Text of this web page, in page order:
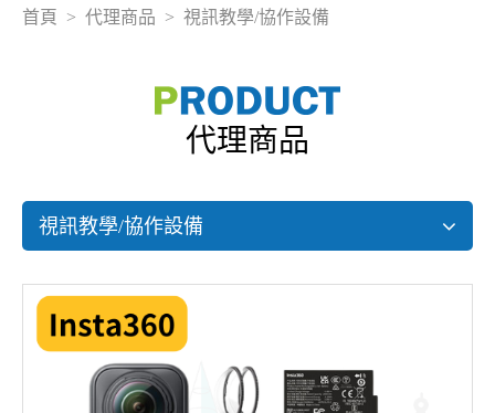
首頁 代理商品 視訊教學/協作設備
代理商品
視訊教學/協作設備